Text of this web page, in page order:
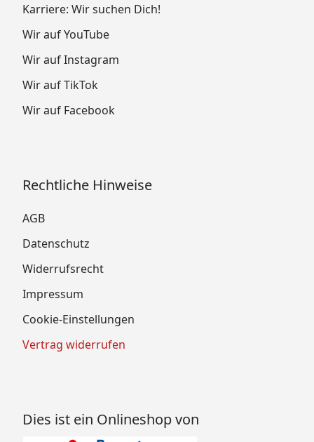
Karriere: Wir suchen Dich!
Wir auf YouTube
Wir auf Instagram
Wir auf TikTok
Wir auf Facebook
Rechtliche Hinweise
AGB
Datenschutz
Widerrufsrecht
Impressum
Cookie-Einstellungen
Vertrag widerrufen
Dies ist ein Onlineshop von